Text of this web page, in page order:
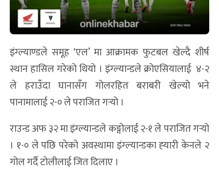
इंग्ल्याण्डले समूह ‘एल’ मा आक्रामक फुटबल खेल्दै शीर्ष
स्थान हासिल गरेको थियो । इंग्ल्यान्डले क्रोएसियालाई ४-२
ले हराउँदा घानासँग गोलरहित बराबरी खेल्यो भने
पानामालाई २-० ले पराजित गर्‍यो ।
राउन्ड अफ ३२ मा इंग्ल्यान्डले कङ्गोलाई २-१ ले पराजित गर्‍यो
। १-० ले पछि परेको अवस्थामा इंग्ल्यान्डका ह्‍यारी केनले २
गोल गर्दै टोलीलाई जित दिलाए ।